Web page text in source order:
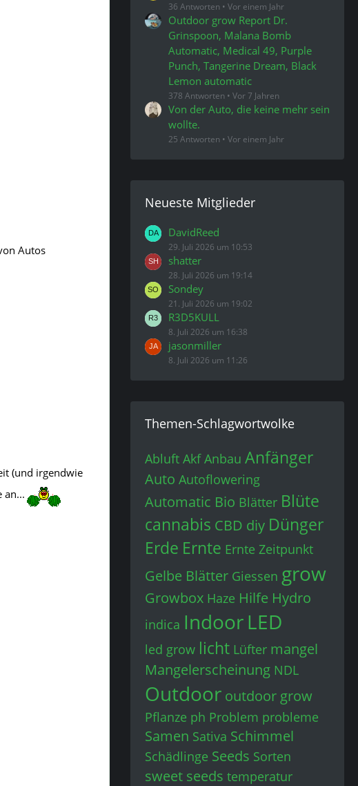
Autos
(und irgendwie
an...
36 Antworten Vor einem Jahr
Outdoor grow Report Dr.
Grinspoon, Malana Bomb
Automatic, Medical 49, Purple
Punch, Tangerine Dream, Black
Lemon automatic
378 Antworten Vor 7 Jahren
Von der Auto, die keine mehr sein
wollte.
25 Antworten Vor einem Jahr
Neueste Mitglieder
DavidReed
29. Juli 2026 um 10:53
shatter
28. Juli 2026 um 19:14
Sondey
21. Juli 2026 um 19:02
R3D5KULL
8. Juli 2026 um 16:38
jasonmiller
8. Juli 2026 um 11:26
Themen-Schlagwortwolke
Abluft Akf Anbau Anfänger
Auto Autoflowering
Automatic Bio Blätter Blüte
cannabis CBD diy Dünger
Erde Ernte Ernte Zeitpunkt
Gelbe Blätter Giessen grow
Growbox Haze Hilfe Hydro
indica IndoorLED
led grow licht Lüfter mangel
Mangelerscheinung NDL
Outdoor outdoor grow
Pflanze ph Problem probleme
Samen Sativa Schimmel
Schädlinge Seeds Sorten
sweet seeds temperatur